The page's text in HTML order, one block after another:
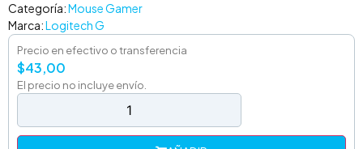
Categoría:Mouse Gamer
Marca:Logitech G
Precio en efectivo o transferencia
$43,00
El precio no incluye envío.